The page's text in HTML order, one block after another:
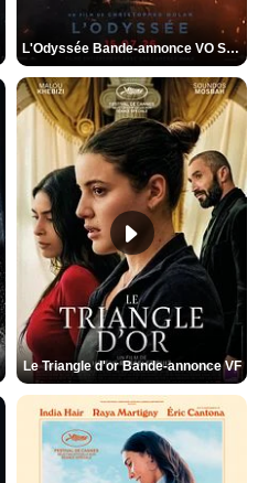
L'Odyssée Bande-annonce VO STFR
Le Triangle d'or Bande-annonce VF